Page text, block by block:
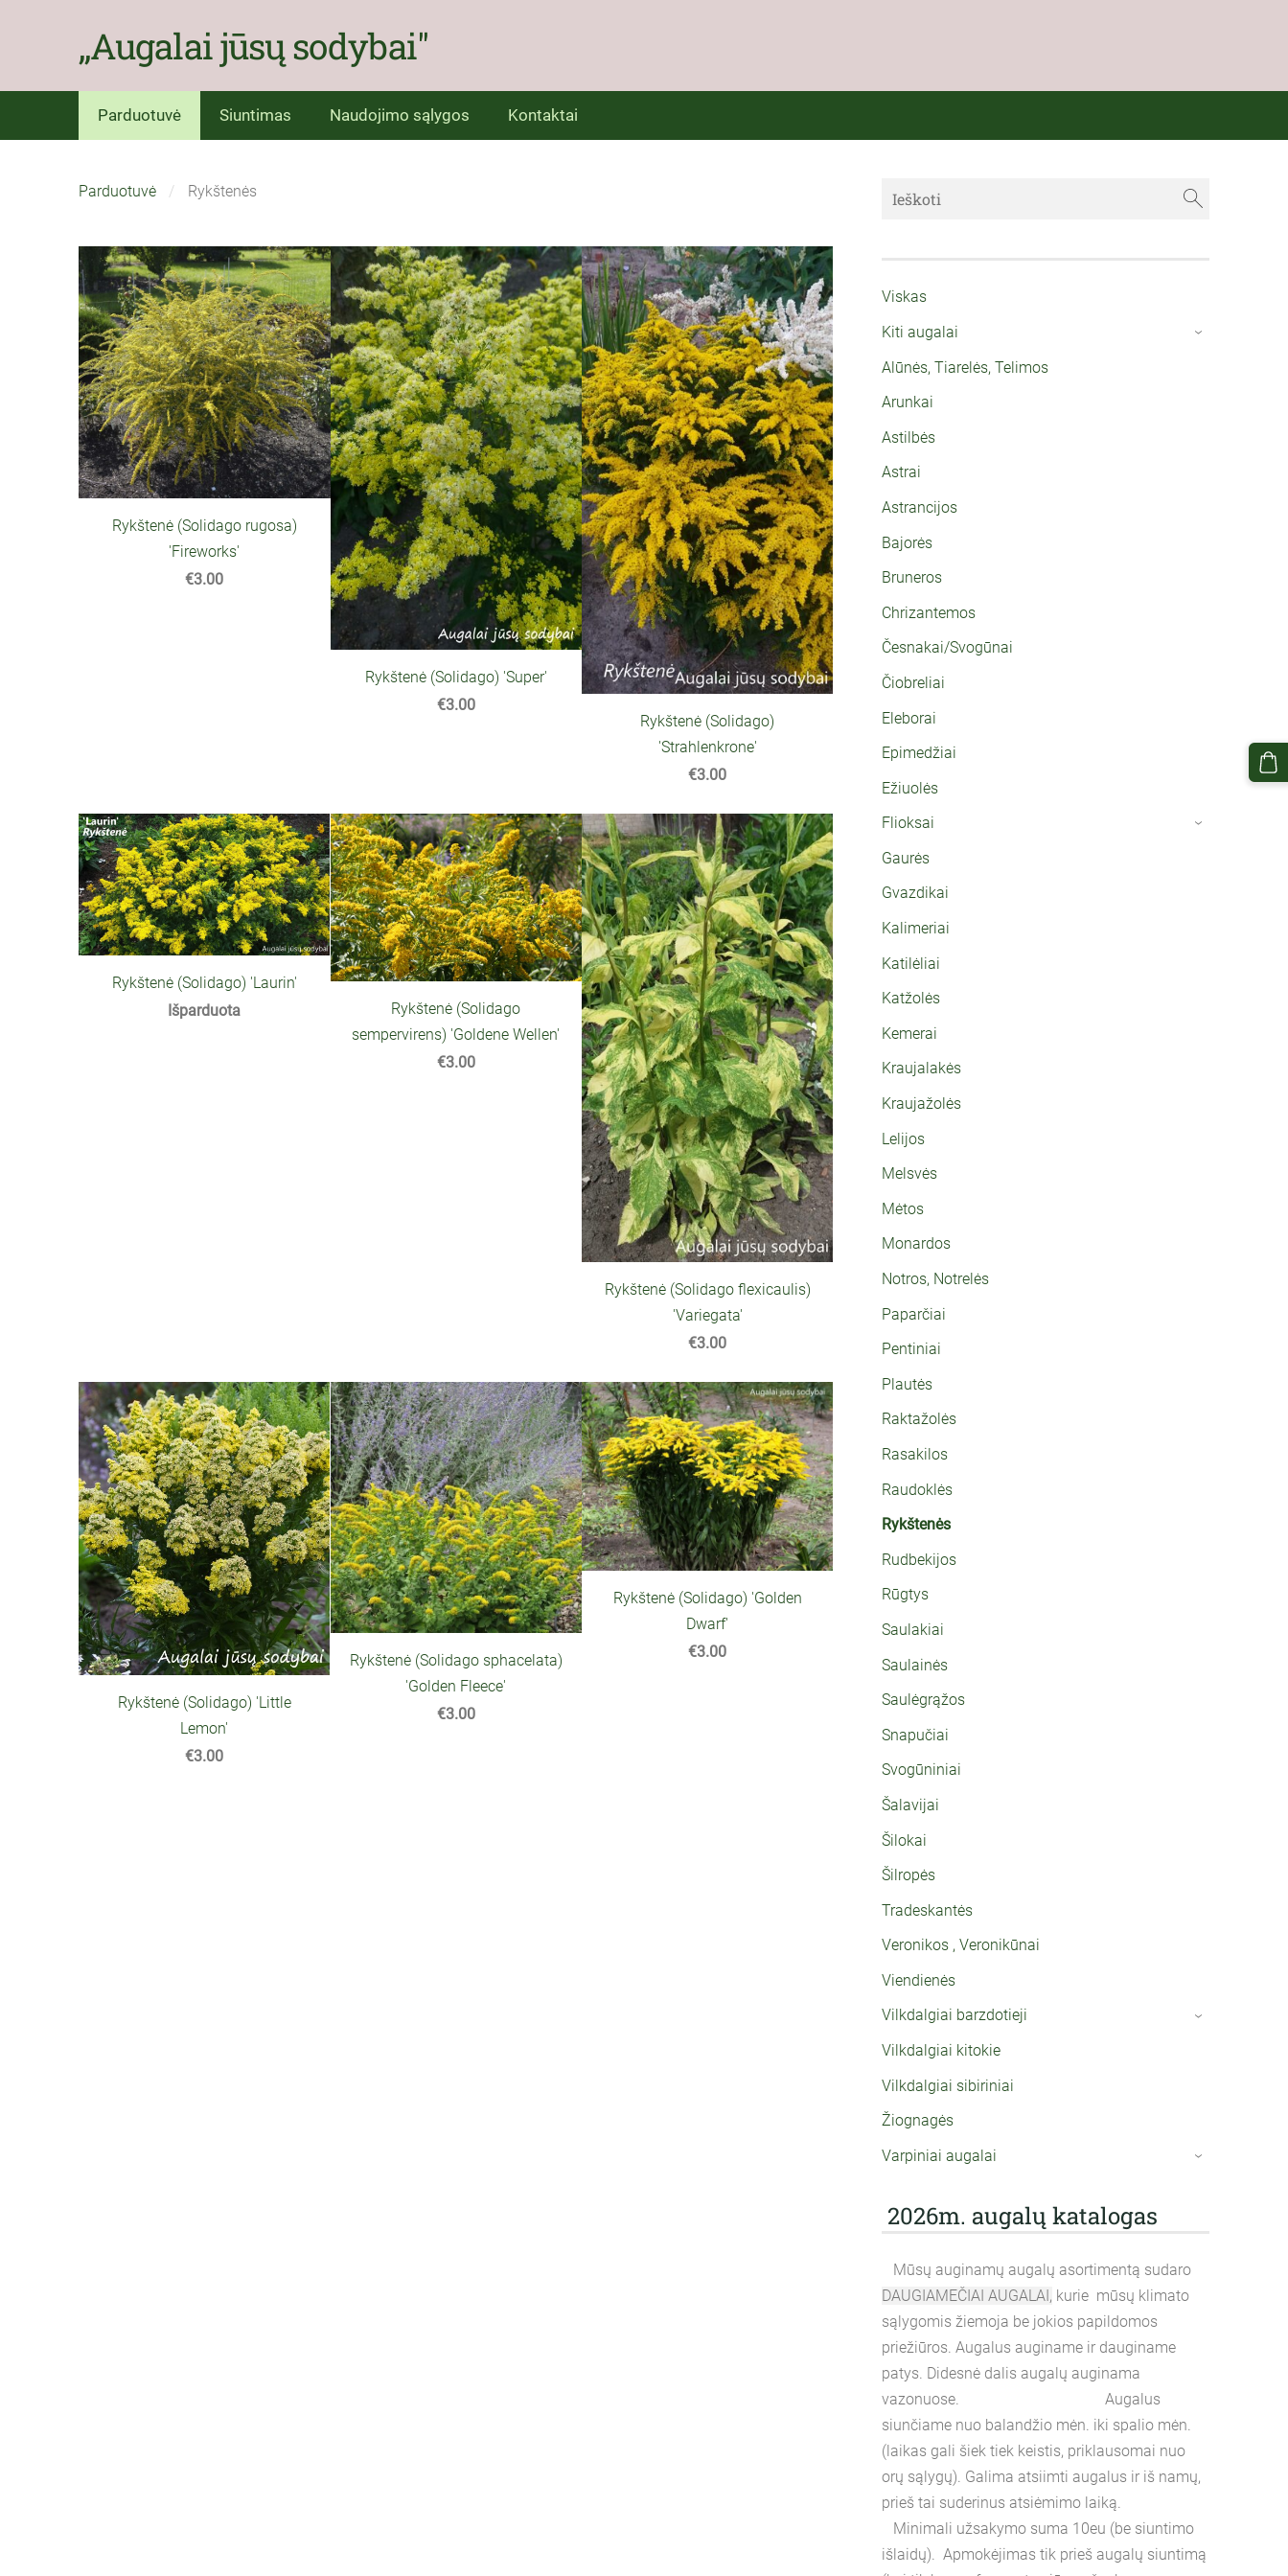
,,Augalai jūsų sodybai''
Parduotuvė Siuntimas Naudojimo sąlygos Kontaktai
Viskas
Kiti augalai
›
Alūnės, Tiarelės, Telimos
Arunkai
Astilbės
Astrai
Astrancijos
Bajorės
Bruneros
Chrizantemos
Česnakai/Svogūnai
Čiobreliai
Eleborai
Epimedžiai
Ežiuolės
Flioksai
›
Gaurės
Gvazdikai
Kalimeriai
Katilėliai
Katžolės
Kemerai
Kraujalakės
Kraujažolės
Lelijos
Melsvės
Mėtos
Monardos
Notros, Notrelės
Paparčiai
Pentiniai
Plautės
Raktažolės
Rasakilos
Raudoklės
Rykštenės
Rudbekijos
Rūgtys
Saulakiai
Saulainės
Saulėgrąžos
Snapučiai
Svogūniniai
Šalavijai
Šilokai
Šilropės
Tradeskantės
Veronikos , Veronikūnai
Viendienės
Vilkdalgiai barzdotieji
›
Vilkdalgiai kitokie
Vilkdalgiai sibiriniai
Žiognagės
Varpiniai augalai
›
2026m. augalų katalogas
Mūsų auginamų augalų asortimentą sudaro
DAUGIAMEČIAI AUGALAI, kurie mūsų klimato
sąlygomis žiemoja be jokios papildomos
priežiūros. Augalus auginame ir dauginame
patys. Didesnė dalis augalų auginama
vazonuose. Augalus
siunčiame nuo balandžio mėn. iki spalio mėn.
(laikas gali šiek tiek keistis, priklausomai nuo
orų sąlygų). Galima atsiimti augalus ir iš namų,
prieš tai suderinus atsiėmimo laiką.
Minimali užsakymo suma 10eu (be siuntimo
išlaidų). Apmokėjimas tik prieš augalų siuntimą
Parduotuvė Rykštenės
Rykštenė (Solidago rugosa)
'Fireworks'
€3.00
Rykštenė (Solidago) 'Super'
€3.00
Rykštenė (Solidago)
'Strahlenkrone'
€3.00
Rykštenė (Solidago) 'Laurin'
Išparduota
Rykštenė (Solidago
sempervirens) 'Goldene Wellen'
€3.00
Rykštenė (Solidago flexicaulis)
'Variegata'
€3.00
Rykštenė (Solidago) 'Little
Lemon'
€3.00
Rykštenė (Solidago sphacelata)
'Golden Fleece'
€3.00
Rykštenė (Solidago) 'Golden
Dwarf'
€3.00